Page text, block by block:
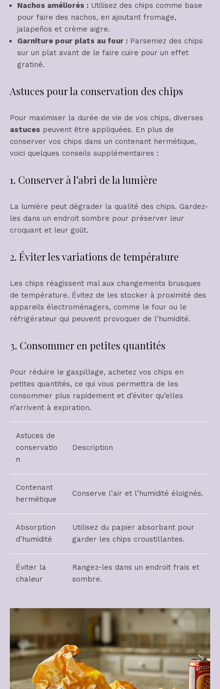
Nachos améliorés : Utilisez des chips comme base
pour faire des nachos, en ajoutant fromage,
jalapeños et crème aigre.
Garniture pour plats au four : Parsemez des chips
sur un plat avant de le faire cuire pour un effet
gratiné.
Astuces pour la conservation des chips
Pour maximiser la durée de vie de vos chips, diverses
astuces peuvent être appliquées. En plus de
conserver vos chips dans un contenant hermétique,
voici quelques conseils supplémentaires :
1. Conserver à l’abri de la lumière
La lumière peut dégrader la qualité des chips. Gardez-
les dans un endroit sombre pour préserver leur
croquant et leur goût.
2. Éviter les variations de température
Les chips réagissent mal aux changements brusques
de température. Évitez de les stocker à proximité des
appareils électroménagers, comme le four ou le
réfrigérateur qui peuvent provoquer de l’humidité.
3. Consommer en petites quantités
Pour réduire le gaspillage, achetez vos chips en
petites quantités, ce qui vous permettra de les
consommer plus rapidement et d’éviter qu’elles
n’arrivent à expiration.
Astuces de
conservatio
n
Description
Contenant
hermétique
Conserve l’air et l’humidité éloignés.
Absorption
d’humidité
Utilisez du papier absorbant pour
garder les chips croustillantes.
Éviter la
chaleur
Rangez-les dans un endroit frais et
sombre.